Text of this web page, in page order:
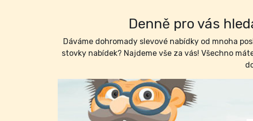
Denně pro vás
Dáváme dohromady slevové nabídky od mnoha
stovky nabídek? Najdeme vše za vás! Všechno